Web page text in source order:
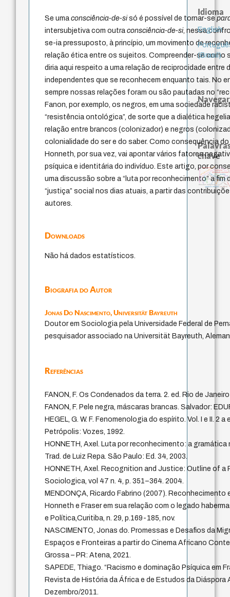
Se umaconsciência-de-si só é possível de tornar-se
intersubjetiva com outraconsciência-de-si, nessa
se-ia pressuposto, à princípio, um movimento de
relação ética entre os sujeitos. Compreender-se
diria aqui respeito a uma relação de reciprocidade entre
independentes que se reconhecem enquanto tais. No
sempre nossas relações foram ou são pautadas no
Fanon, por exemplo, os negros, em uma sociedade
“resistência ontológica”, de sorte que a dialética
relação entre brancos (colonizador) e negros
colonialidade do ser e do saber. Como consequência
Honneth, por sua vez, vai apontar vários fatores
psíquica e identitária do indivíduo. Este artigo, por
uma discussão sobre a “luta por reconhecimento” a fim
“justiça” social nos dias atuais, a partir das
autores.
Downloads
Não há dados estatísticos.
Biografia do Autor
Jonas Do Nascimento,Universität Bayreuth
Doutor em Sociologia pela Universidade Federal de
pesquisador associado na Universität Bayreuth,
Referências
FANON, F. Os Condenados da terra. 2. ed. Rio de
FANON, F. Pele negra, máscaras brancas. Salvador:
HEGEL, G. W. F. Fenomenologia do espírito. Vol. I e II. 2
Petrópolis: Vozes, 1992.
HONNETH, Axel. Luta por reconhecimento: a
Trad. de Luiz Repa. São Paulo: Ed. 34, 2003.
HONNETH, Axel. Recognition and Justice: Outline of
Sociologica, vol 47 n. 4, p. 351–364. 2004.
MENDONÇA, Ricardo Fabrino (2007). Reconhecimento
Honneth e Fraser em sua relação com o legado
e Política,Curitiba, n. 29, p.169-185, nov.
NASCIMENTO, Jonas do. Promessas e Desafios da
Espaços e Fronteiras a partir do Cinema Africano
Grossa – PR: Atena, 2021.
SAPEDE, Thiago. “Racismo e dominação Psíquica em
Revista de História da África e de Estudos da Diáspora
Dezembro/2011.
Idioma
English
(Brasil)
Navegar
chave
fundamentalismo
jacobi protágoras
experiência temporal
metafísica do tempo
género
idade
intolerância
identidade nacional
homem-medida
filosofias indígenas
filosofia brasileira j.c.m. neto
palavra
perdón
leyes
violencia
guayaquil
logos
pedagogia
lei
arquivos mentais
desejo
sacrifício
mind